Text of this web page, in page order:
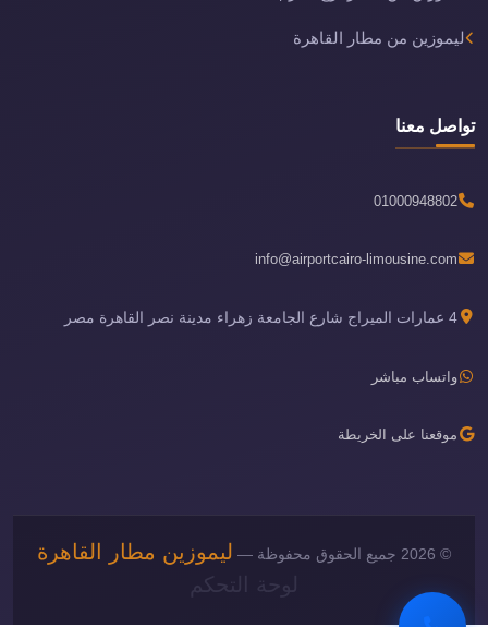
ليموزين من مطار القاهرة
تواصل معنا
01000948802
info@airportcairo-limousine.com
4 عمارات الميراج شارع الجامعة زهراء مدينة نصر القاهرة مصر
واتساب مباشر
موقعنا على الخريطة
© 2026 جميع الحقوق محفوظة —
ليموزين مطار القاهرة